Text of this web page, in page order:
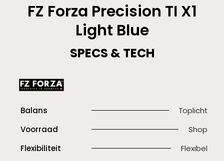
FZ Forza Precision TI X1
Light Blue
SPECS & TECH
Balans
Toplicht
Voorraad
Shop
Flexibiliteit
Flexibel